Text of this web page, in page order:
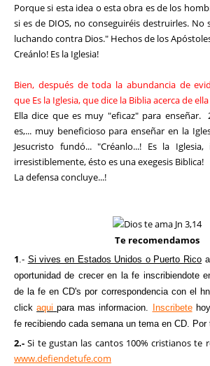
Porque si esta idea o esta obra es de los
si es de DIOS, no conseguiréis destruirles. No
luchando contra Dios." Hechos de los
Creánlo! Es la Iglesia!
Bien, después de toda la abundancia de
que Es la Iglesia, que dice la Biblia acerca de
Ella dice que es muy "eficaz" para enseñar.
es,... muy beneficioso para enseñar en la
Jesucristo fundó... "Créanlo...! Es la
irresistiblemente, ésto es una exegesis Biblica!
La defensa concluye...!
Te recomendamos
1.- Si vives en Estados Unidos o Puerto Rico
oportunidad de crecer en la fe inscribiendote
de la fe en CD's por correspondencia con el
clickaqui para mas informacion. Inscribete
fe recibiendo cada semana un tema en CD. Por
2.-Si te gustan las cantos 100% cristianos te
www.defiendetufe.com